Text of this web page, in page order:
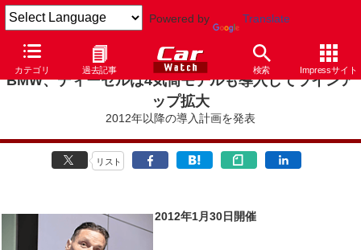
Powered by Translate
カテゴリ 過去記事 検索 Impressサイト
BMW、ディーゼルは4気筒モデルも導入してラインア
ップ拡大
2012年以降の導入計画を発表
リスト
2012年1月30日開催